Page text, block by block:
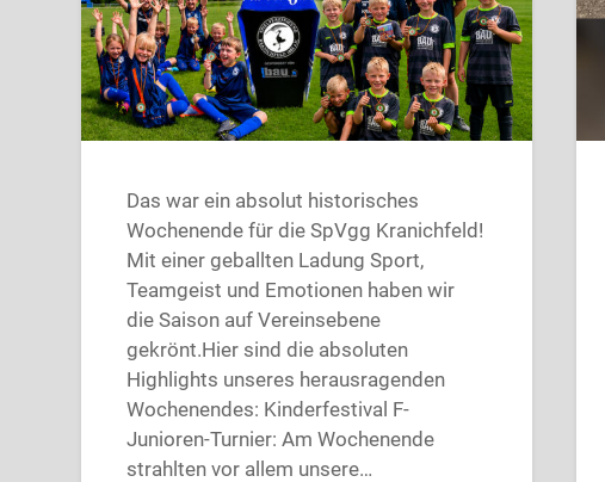
Das war ein absolut historisches
Wochenende für die SpVgg Kranichfeld!
Mit einer geballten Ladung Sport,
Teamgeist und Emotionen haben wir
die Saison auf Vereinsebene
gekrönt.Hier sind die absoluten
Highlights unseres herausragenden
Wochenendes: Kinderfestival F-
Junioren-Turnier: Am Wochenende
strahlten vor allem unsere…